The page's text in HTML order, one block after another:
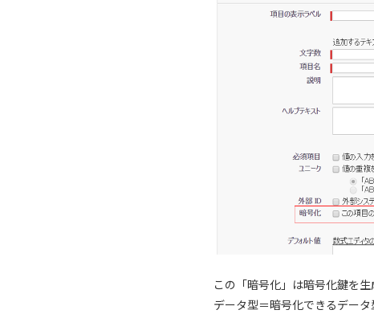
この「暗号化」は暗号化鍵を
データ型＝暗号化できるデータ